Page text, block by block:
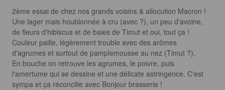
2ème essai de chez nos grands voisins & allocution Macron !
Une lager mais houblonnée à cru (avec ?), un peu d'avoine,
de fleurs d'hibiscus et de baies de Timut et oui, tout ça !
Couleur paille, légèrement trouble avec des arômes
d'agrumes et surtout de pamplemousse au nez (Timut ?).
En bouche on retrouve les agrumes, le poivre, puis
l'amertume qui se dessine et une délicate astringence. C'est
sympa et ça réconcilie avec Bonjour brasserie !